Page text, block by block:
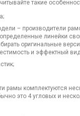
такие
– производители
линейки
оригинальные
и эффектный
рамы комплектуются
это 4 угловых и